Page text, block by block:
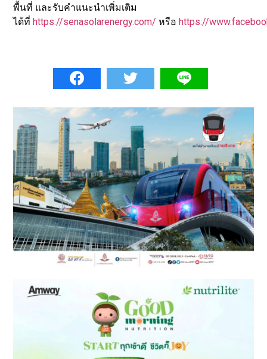
พื้นที่ และรับคำแนะนำเพิ่มเติม
ได้ที่https://senasolarenergy.com/ หรือhttps://